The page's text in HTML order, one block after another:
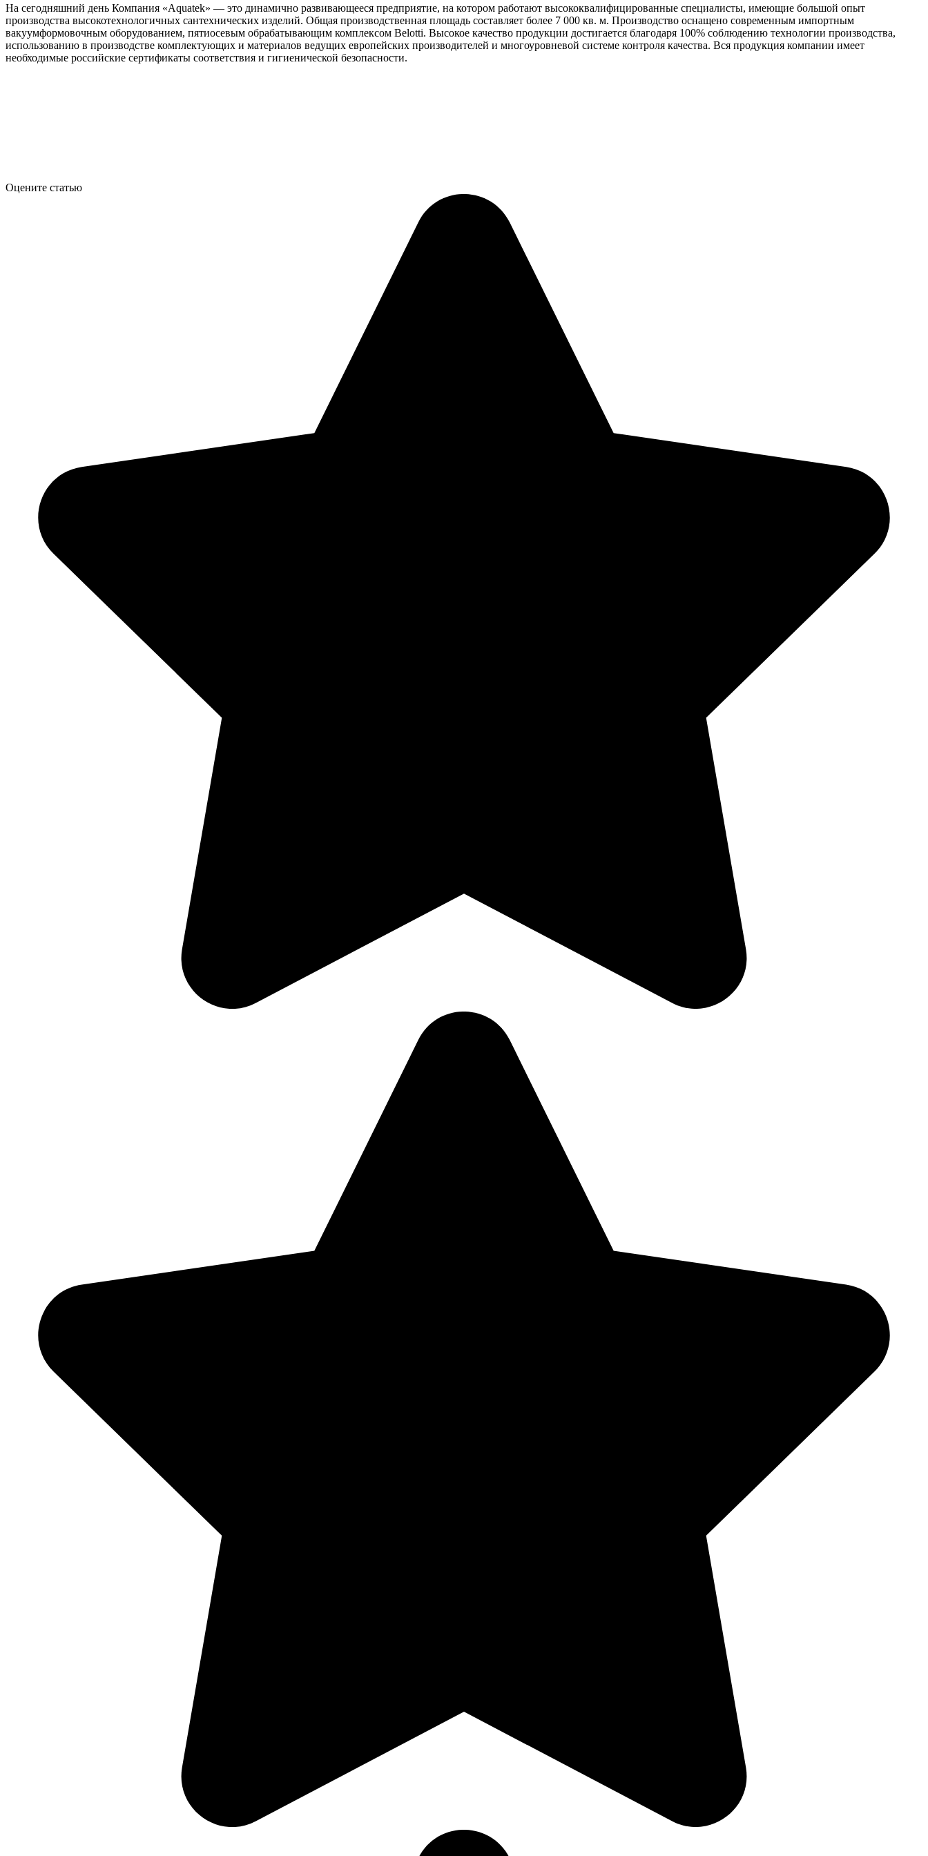
На сегодняшний день Компания «Aquatek» — это динамично развивающееся предприятие, на котором работают высококвалифицированные специалисты, имеющие большой опыт
производства высокотехнологичных сантехнических изделий. Общая производственная площадь составляет более 7 000 кв. м. Производство оснащено современным импортным
вакуумформовочным оборудованием, пятиосевым обрабатывающим комплексом Belotti. Высокое качество продукции достигается благодаря 100% соблюдению технологии производства,
использованию в производстве комплектующих и материалов ведущих европейских производителей и многоуровневой системе контроля качества. Вся продукция компании имеет
необходимые российские сертификаты соответствия и гигиенической безопасности.
Оцените статью